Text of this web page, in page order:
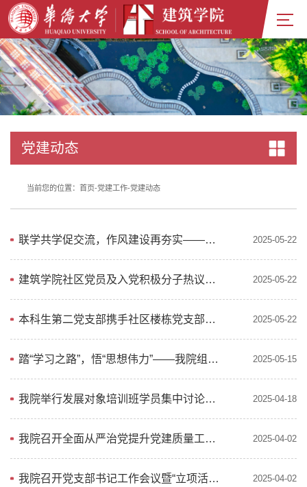
党建动态
当前您的位置： 首页-党建工作-党建动态
联学共学促交流，作风建设再夯实——建筑学院党委赴市委党校开展学习教育主题党日活动 2025-05-22
建筑学院社区党员及入党积极分子热议习近平总书记重要回信 2025-05-22
本科生第二党支部携手社区楼栋党支部开展主题党日活动 2025-05-22
踏“学习之路”，悟“思想伟力”——我院组织学生党员走进市委党校“学习之路”主题课堂 2025-05-15
我院举行发展对象培训班学员集中讨论交流会 2025-04-18
我院召开全面从严治党提升党建质量工作推进会 2025-04-02
我院召开党支部书记工作会议暨“立项活动”交流会 2025-04-02